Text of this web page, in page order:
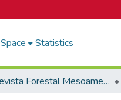
Statistics
Revista Forestal Mesoamericana Kurú